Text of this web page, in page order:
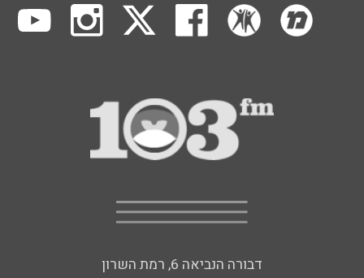
דבורה הנביאה 6, רמת השרון